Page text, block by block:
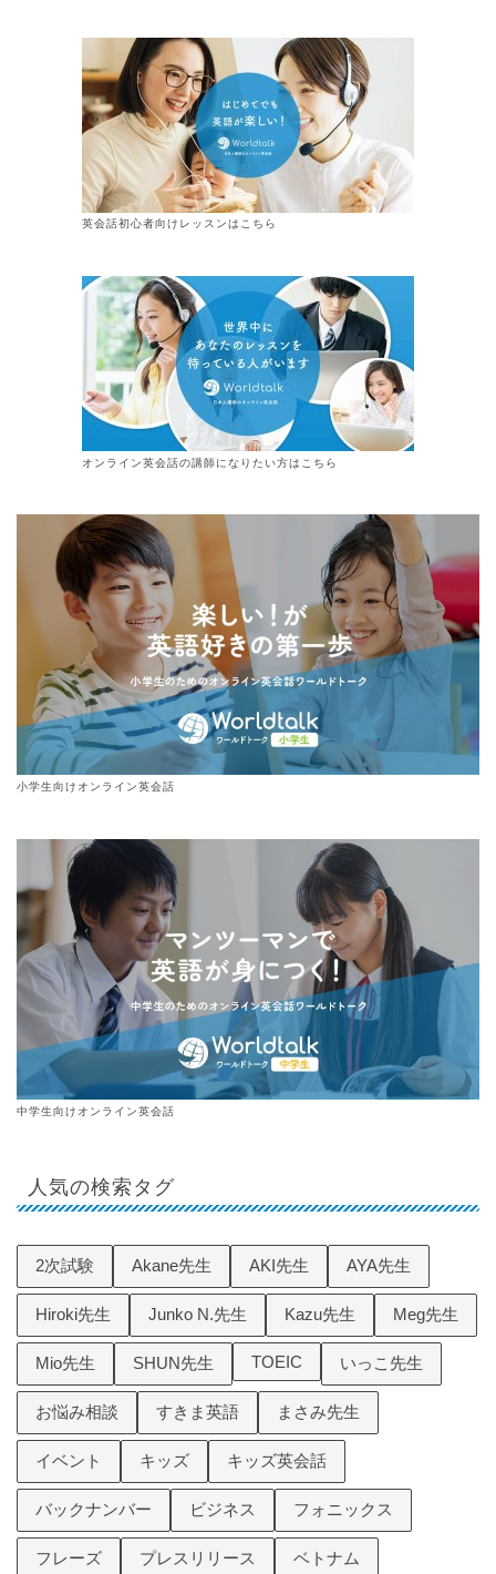
英会話初心者向けレッスンはこちら
オンライン英会話の講師になりたい方はこちら
小学生向けオンライン英会話
中学生向けオンライン英会話
人気の検索タグ
2次試験 Akane先生 AKI先生 AYA先生
Hiroki先生 Junko N.先生 Kazu先生 Meg先生
Mio先生 SHUN先生 TOEIC いっこ先生
お悩み相談 すきま英語 まさみ先生
イベント キッズ キッズ英会話
バックナンバー ビジネス フォニックス
フレーズ プレスリリース ベトナム